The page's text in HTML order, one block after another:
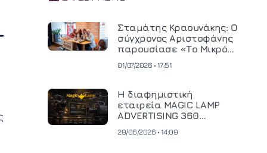
Σταμάτης Κραουνάκης: Ο
σύγχρονος Αριστοφάνης
παρουσίασε «Το Μικρό
01/07/2026 • 17:51
Η διαφημιστική
εταιρεία MAGIC LAMP
ADVERTISING 360
κινηματογραφική
29/06/2026 • 14:09